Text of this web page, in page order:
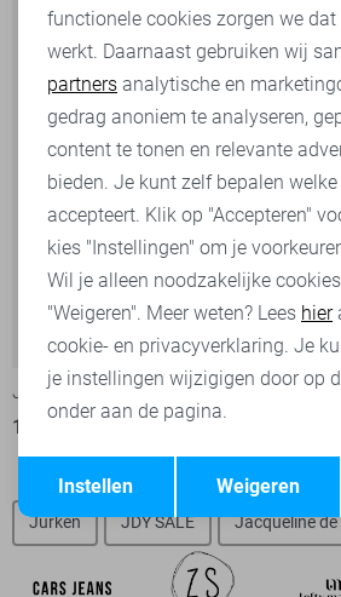
-50%
Jacqueline de Yong T-shirt
15,00
Vila
Jurken JDY SALE Jacqueline
Analytische cookies
Marketing cookies
Terug
functionele cookies zorgen we dat
werkt. Daarnaast gebruiken wij
partners analytische en
gedrag anoniem te analyseren,
content te tonen en relevante
bieden. Je kunt zelf bepalen
accepteert. Klik op "Accepteren"
kies "Instellingen" om je
Wil je alleen noodzakelijke
"Weigeren". Meer weten? Lees hier
cookie- en privacyverklaring. Je
je instellingen wijzigigen door op
onder aan de pagina.
Weigeren
Instellen